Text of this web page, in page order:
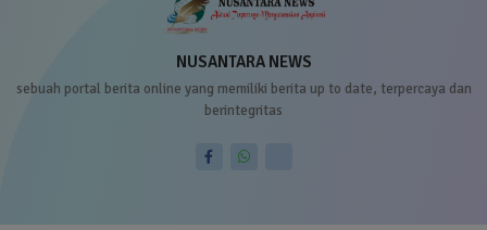
NUSANTARA NEWS
sebuah portal berita online yang memiliki berita up to date, terpercaya dan
berintegritas